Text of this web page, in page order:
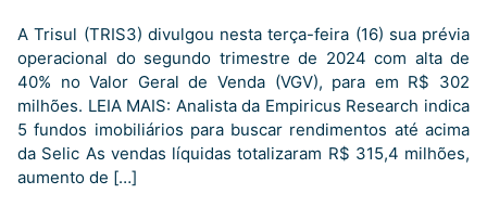
A Trisul (TRIS3) divulgou nesta terça-feira (16) sua prévia
operacional do segundo trimestre de 2024 com alta de
40% no Valor Geral de Venda (VGV), para em R$ 302
milhões. LEIA MAIS: Analista da Empiricus Research indica
5 fundos imobiliários para buscar rendimentos até acima
da Selic As vendas líquidas totalizaram R$ 315,4 milhões,
aumento de […]